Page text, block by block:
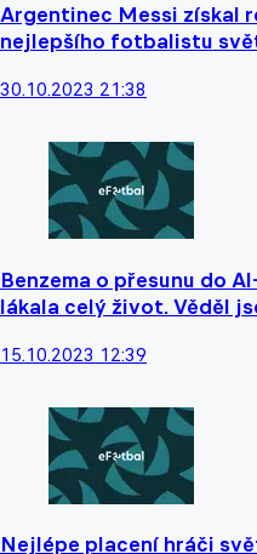
Argentinec Messi získal
nejlepšího fotbalistu
30.10.2023 21:38
Benzema o přesunu do
lákala celý život. Věděl
15.10.2023 12:39
Nejlépe placení hráči